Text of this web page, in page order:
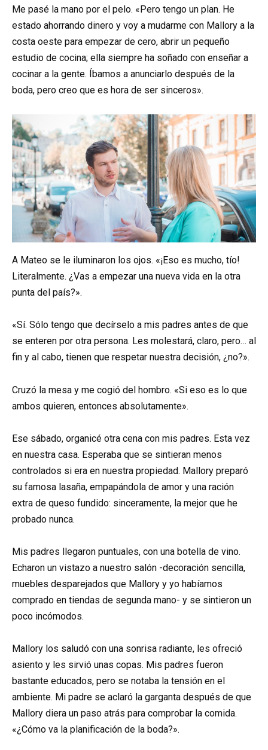
Me pasé la mano por el pelo. «Pero tengo un plan. He
estado ahorrando dinero y voy a mudarme con Mallory a la
costa oeste para empezar de cero, abrir un pequeño
estudio de cocina; ella siempre ha soñado con enseñar a
cocinar a la gente. Íbamos a anunciarlo después de la
boda, pero creo que es hora de ser sinceros».
A Mateo se le iluminaron los ojos. «¡Eso es mucho, tío!
Literalmente. ¿Vas a empezar una nueva vida en la otra
punta del país?».
«Sí. Sólo tengo que decírselo a mis padres antes de que
se enteren por otra persona. Les molestará, claro, pero… al
fin y al cabo, tienen que respetar nuestra decisión, ¿no?».
Cruzó la mesa y me cogió del hombro. «Si eso es lo que
ambos quieren, entonces absolutamente».
Ese sábado, organicé otra cena con mis padres. Esta vez
en nuestra casa. Esperaba que se sintieran menos
controlados si era en nuestra propiedad. Mallory preparó
su famosa lasaña, empapándola de amor y una ración
extra de queso fundido: sinceramente, la mejor que he
probado nunca.
Mis padres llegaron puntuales, con una botella de vino.
Echaron un vistazo a nuestro salón -decoración sencilla,
muebles desparejados que Mallory y yo habíamos
comprado en tiendas de segunda mano- y se sintieron un
poco incómodos.
Mallory los saludó con una sonrisa radiante, les ofreció
asiento y les sirvió unas copas. Mis padres fueron
bastante educados, pero se notaba la tensión en el
ambiente. Mi padre se aclaró la garganta después de que
Mallory diera un paso atrás para comprobar la comida.
«¿Cómo va la planificación de la boda?».